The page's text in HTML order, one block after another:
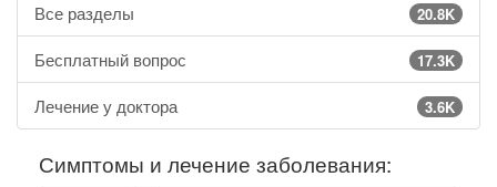
Все разделы 20.8K
Бесплатный вопрос 17.3K
Лечение у доктора 3.6K
Симптомы и лечение заболевания: